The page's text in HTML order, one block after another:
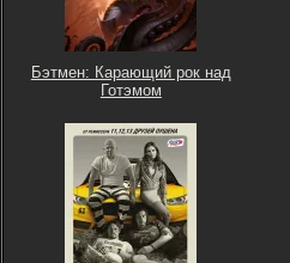
Бэтмен: Карающий рок над
Готэмом